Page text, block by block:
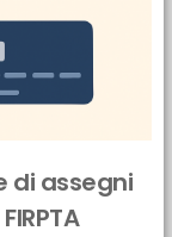
di assegni